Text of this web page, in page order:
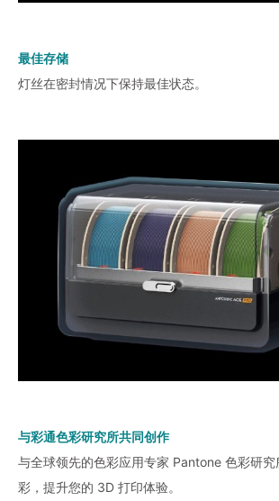
最佳存储
灯丝在密封情况下保持最佳状态。
与彩通色彩研究所共同创作
与全球领先的色彩应用专家 Pantone 色彩研
彩，提升您的 3D 打印体验。